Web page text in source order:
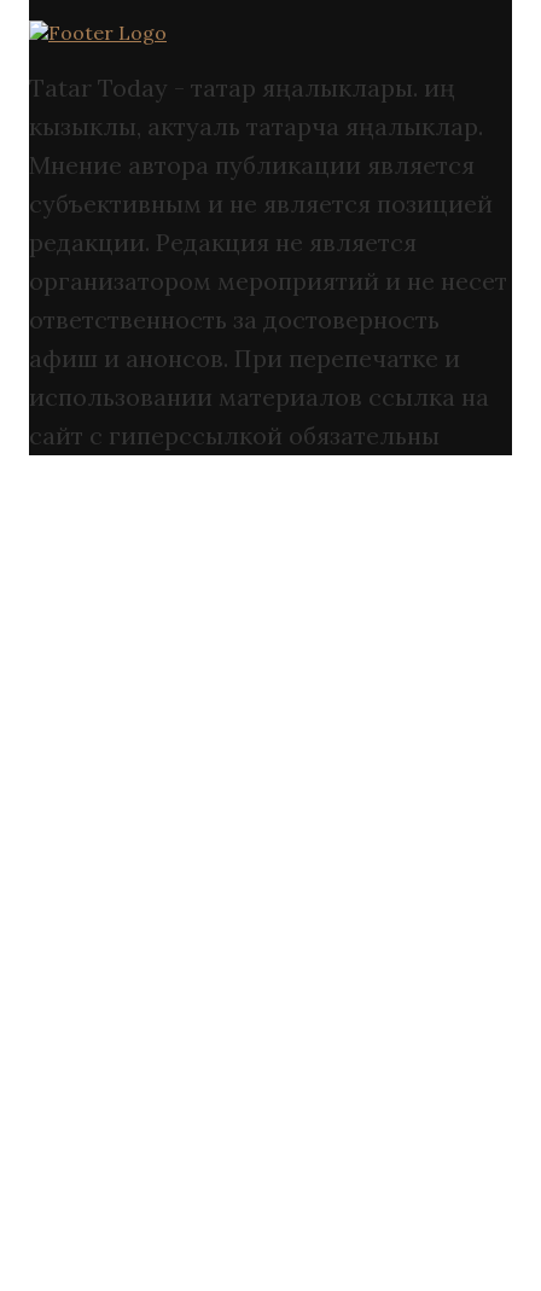
Tatar Today - татар яңалыклары. иң
кызыклы, актуаль татарча яңалыклар.
Мнение автора публикации является
субъективным и не является позицией
редакции. Редакция не является
организатором мероприятий и не несет
ответственность за достоверность
афиш и анонсов. При перепечатке и
использовании материалов ссылка на
сайт с гиперссылкой обязательны